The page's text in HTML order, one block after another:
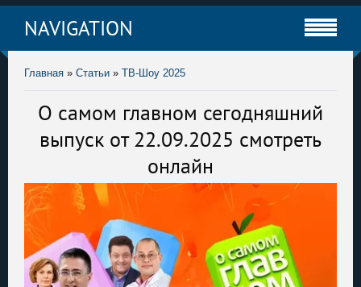
NAVIGATION
Главная » Статьи » ТВ-Шоу 2025
О самом главном сегодняшний
выпуск от 22.09.2025 смотреть
онлайн